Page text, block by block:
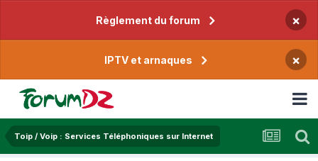
Règlement du forum ×
IPTV et arnaques ×
Toip / Voip : Services Téléphoniques sur Internet